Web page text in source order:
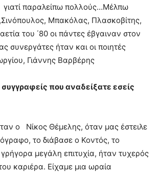
γιατί παραλείπω πολλούς…Μέλπω
Μπακόλας, Πλασκοβίτης,
του ΄80 οι πάντες έβγαιναν στον
συνεργάτες ήταν και οι ποιητές
Γιάννης Βαρβέρης
που αναδείξατε εσείς
ο Νίκος Θέμελης, όταν μας έστειλε
το διάβασε ο Κοντός, το
γρήγορα μεγάλη επιτυχία, ήταν τυχερός
καριέρα. Είχαμε μια ωραία